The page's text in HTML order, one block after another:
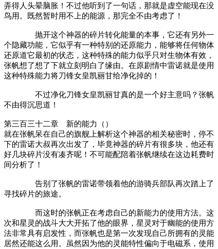
弄得人头晕脑胀！不过他听到了一句话，那就是虚空能现在没
鸟用。既然暂时用不上的能源，那完全不由考虑了！
抛开这个神器的碎片转化能量的本事，它还有另外一
个隐藏功能，它似乎有一种特别的还原能力，能够将任何物体
还原道它最初的状态，这种特殊的能力似乎只对生物体有效，
张帆想了想了下就立刻明白了缘由。在原剧情中雷诺就是使用
这种特殊能力将刀锋女皇凯丽甘给净化掉的！
不过净化刀锋女皇凯丽甘真的是一个好主意吗？张帆
不由得沉思道！
第三百三十二章 新的能力（）
就在张帆呆在自己的旗舰上解析这个神器的相关秘密时，停不
下的雷诺大叔再次出发了，毕竟神器的碎片有很多块，他还有
好几块碎片没有凑齐呢！不可能配陪着张帆继续在这边耗费时
间分析了！
告别了张帆的雷诺带领着他的游骑兵部队再次踏上了
寻找碎片的旅途。
而这时的张帆正在考虑自己的新能力的使用方法。这
次和星灵的战斗大大开拓了他的眼界，星灵对于幽能的使用方
法非常具有启发性，而张帆也是第一次发现自己所拥有的灵能
居然还能这么用。虽然因为他的灵能特性偏向于电磁系，使用